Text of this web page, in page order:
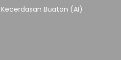
Buatan (AI)